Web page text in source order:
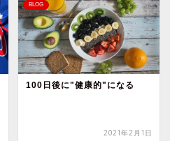
BLOG
100日後に"健康的"になる
2021年2月1日